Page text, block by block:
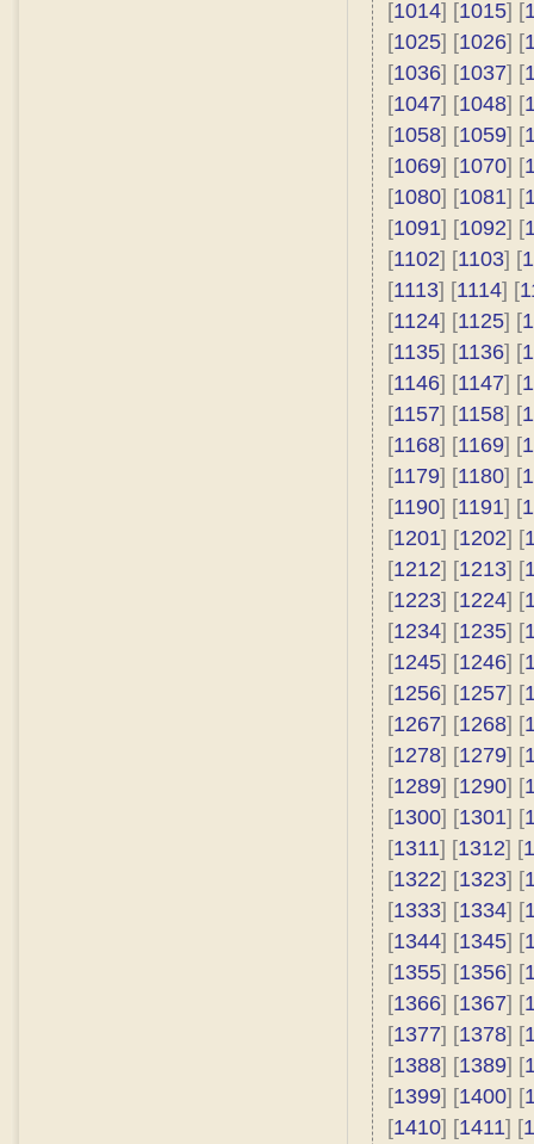
[1014] [1015] [
[1025] [1026] [
[1036] [1037] [
[1047] [1048] [
[1058] [1059] [
[1069] [1070] [
[1080] [1081] [
[1091] [1092] [
[1102] [1103] [
[1113] [1114] [
[1124] [1125] [
[1135] [1136] [
[1146] [1147] [
[1157] [1158] [
[1168] [1169] [
[1179] [1180] [
[1190] [1191] [
[1201] [1202] [
[1212] [1213] [
[1223] [1224] [
[1234] [1235] [
[1245] [1246] [
[1256] [1257] [
[1267] [1268] [
[1278] [1279] [
[1289] [1290] [
[1300] [1301] [
[1311] [1312] [
[1322] [1323] [
[1333] [1334] [
[1344] [1345] [
[1355] [1356] [
[1366] [1367] [
[1377] [1378] [
[1388] [1389] [
[1399] [1400] [
[1410] [1411] [